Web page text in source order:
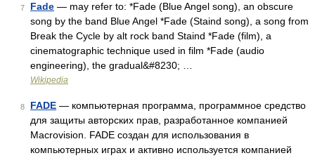
7 Fade — may refer to: *Fade (Blue Angel song), an obscure
song by the band Blue Angel *Fade (Staind song), a song from
Break the Cycle by alt rock band Staind *Fade (film), a
cinematographic technique used in film *Fade (audio
engineering), the gradual&#8230; …
Wikipedia
8 FADE — компьютерная программа, программное средство
для защиты авторских прав, разработанное компанией
Macrovision. FADE создан для использования в
компьютерных играх и активно используется компанией